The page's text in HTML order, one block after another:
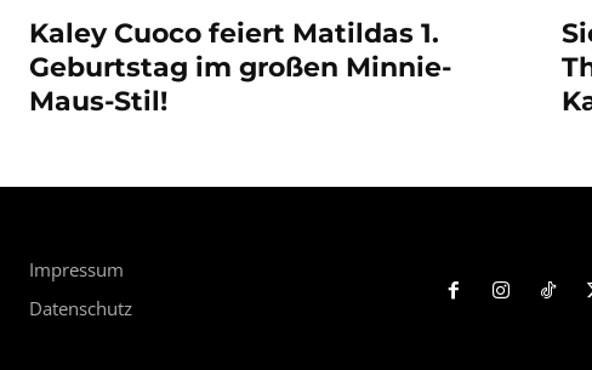
Kaley Cuoco feiert Matildas 1.
Geburtstag im großen Minnie-
Maus-Stil!
Impressum
Datenschutz